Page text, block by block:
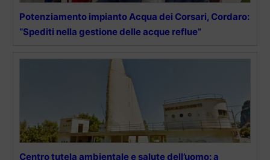
Potenziamento impianto Acqua dei Corsari, Cordaro:
“Spediti nella gestione delle acque reflue”
Centro tutela ambientale e salute dell’uomo: a